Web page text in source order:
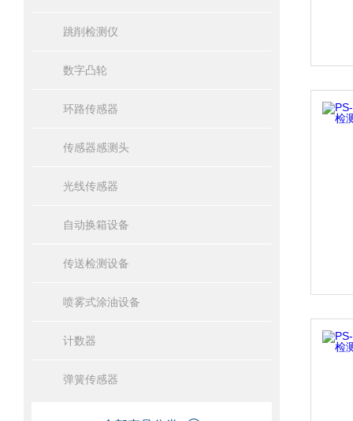
跳削检测仪
数字凸轮
环路传感器
传感器感测头
光线传感器
自动换箱设备
传送检测设备
喷雾式涂油设备
计数器
弹簧传感器